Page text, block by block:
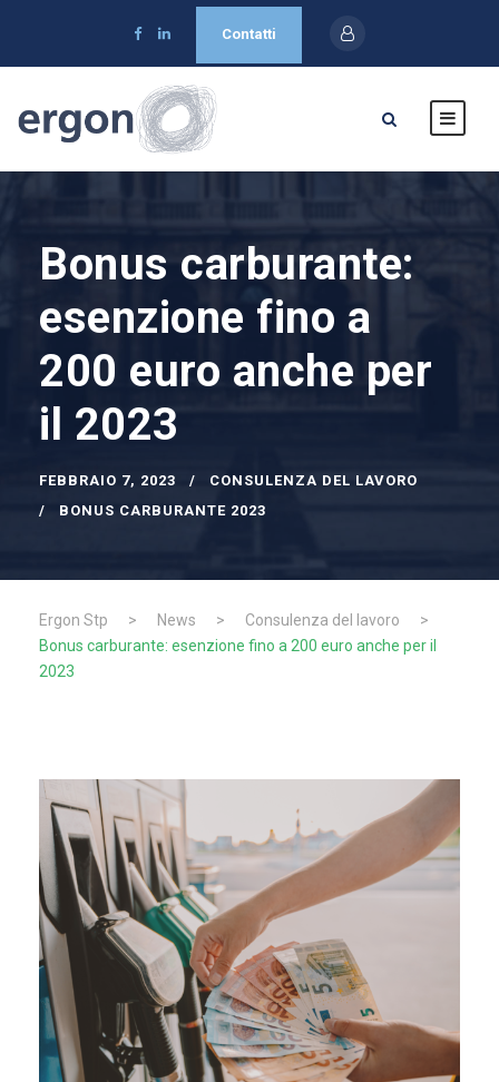
Contatti
Bonus carburante:
esenzione fino a
200 euro anche per
il 2023
FEBBRAIO 7, 2023
CONSULENZA DEL LAVORO
BONUS CARBURANTE 2023
Ergon Stp > News > Consulenza del lavoro
>
Bonus carburante: esenzione fino a 200 euro anche per il
2023